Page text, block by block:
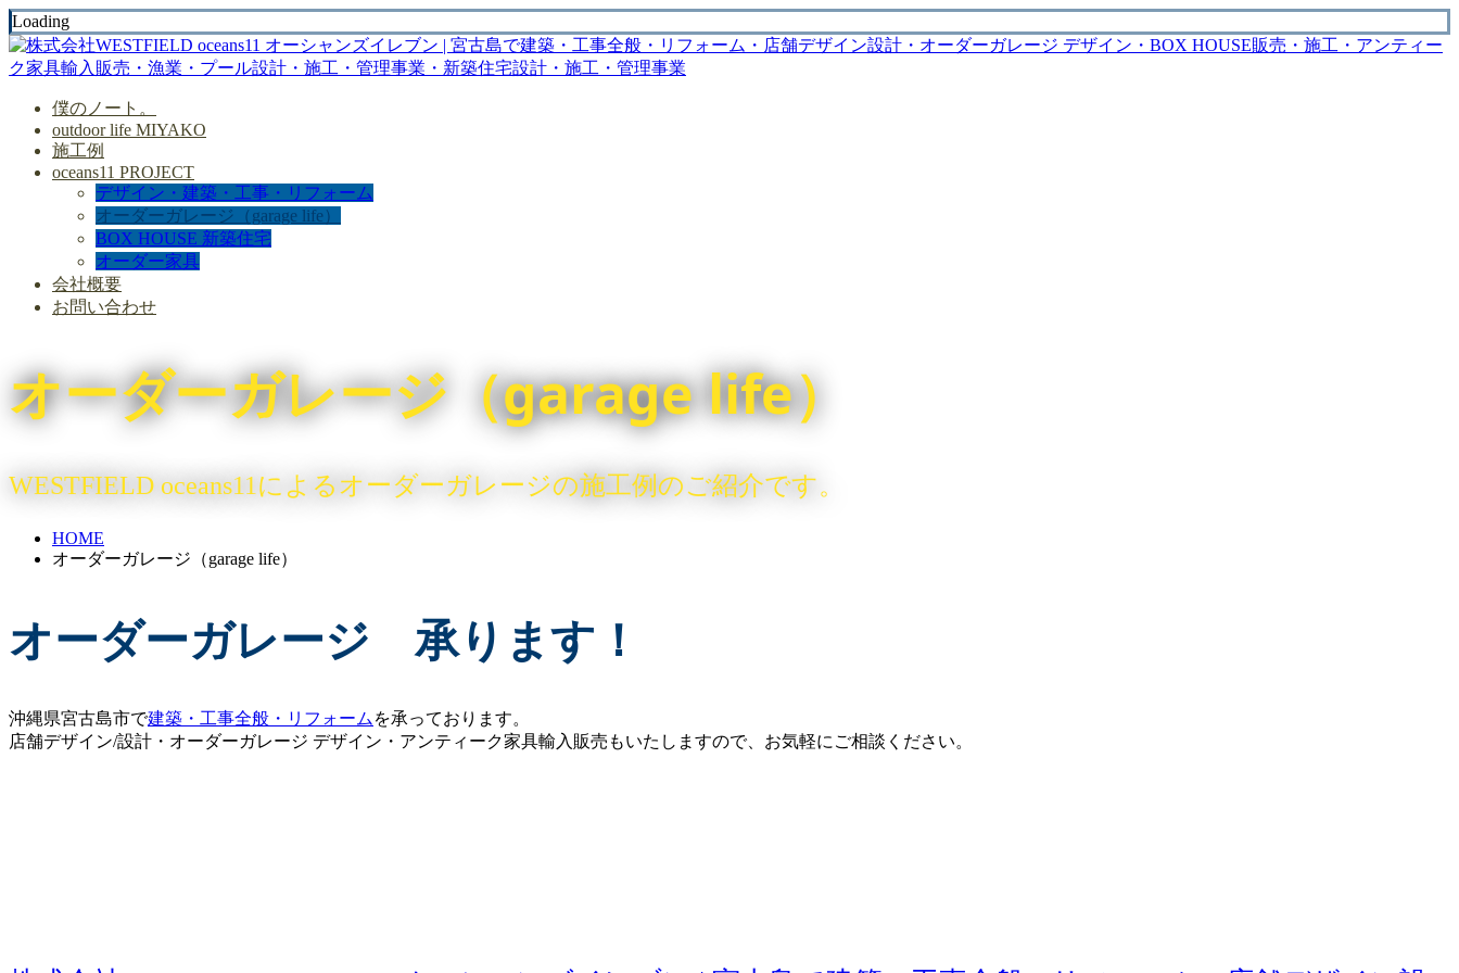
Loading
僕のノート。
outdoor life MIYAKO
施工例
oceans11 PROJECT
デザイン・建築・工事・リフォーム
オーダーガレージ（garage life）
BOX HOUSE 新築住宅
オーダー家具
会社概要
お問い合わせ
オーダーガレージ（garage life）
WESTFIELD oceans11によるオーダーガレージの施工例のご紹介です。
HOME
オーダーガレージ（garage life）
オーダーガレージ 承ります！
沖縄県宮古島市で建築・工事全般・リフォーム を承っております。
店舗デザイン/設計・オーダーガレージ デザイン・アンティーク家具輸入販売もいたしますので、お気軽にご相談ください。